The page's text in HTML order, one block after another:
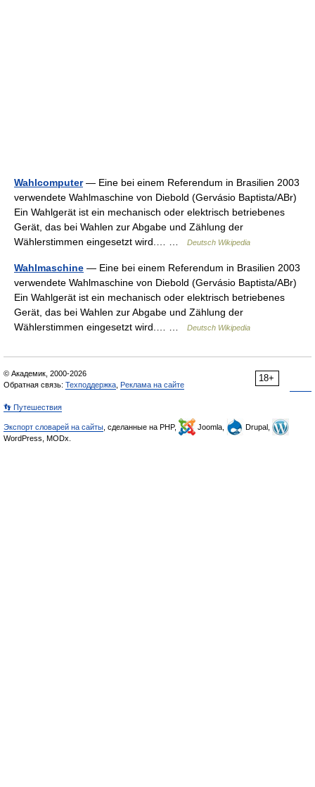
Wahlcomputer— Eine bei einem Referendum in Brasilien 2003
verwendete Wahlmaschine von Diebold (Gervásio Baptista/ABr)
Ein Wahlgerät ist ein mechanisch oder elektrisch betriebenes
Gerät, das bei Wahlen zur Abgabe und Zählung der
Wählerstimmen eingesetzt wird.… …
Deutsch Wikipedia
Wahlmaschine — Eine bei einem Referendum in Brasilien 2003
verwendete Wahlmaschine von Diebold (Gervásio Baptista/ABr)
Ein Wahlgerät ist ein mechanisch oder elektrisch betriebenes
Gerät, das bei Wahlen zur Abgabe und Zählung der
Wählerstimmen eingesetzt wird.… …
Deutsch Wikipedia
18+
© Академик, 2000-2026
Обратная связь: Техподдержка Реклама на сайте
👣 Путешествия
Экспорт словарей на сайты , сделанные на PHP, Joomla,
Drupal,
WordPress, MODx.